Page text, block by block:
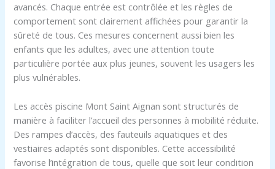
avancés. Chaque entrée est contrôlée et les règles de
comportement sont clairement affichées pour garantir la
sûreté de tous. Ces mesures concernent aussi bien les
enfants que les adultes, avec une attention toute
particulière portée aux plus jeunes, souvent les usagers les
plus vulnérables.
Les accès piscine Mont Saint Aignan sont structurés de
manière à faciliter l’accueil des personnes à mobilité réduite.
Des rampes d’accès, des fauteuils aquatiques et des
vestiaires adaptés sont disponibles. Cette accessibilité
favorise l’intégration de tous, quelle que soit leur condition